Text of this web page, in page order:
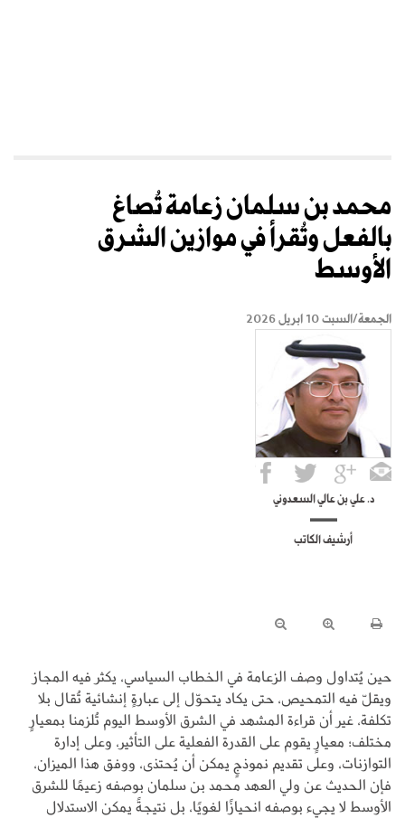
محمد بن سلمان زعامة تُصاغ
بالفعل وتُقرأ في موازين الشرق
الأوسط
الجمعة/السبت 10 ابريل 2026
د. علي بن عالي السعدوني
أرشيف الكاتب
حين يُتداول وصف الزعامة في الخطاب السياسي، يكثر فيه المجاز
ويقلّ فيه التمحيص، حتى يكاد يتحوّل إلى عبارةٍ إنشائية تُقال بلا
تكلفة، غير أن قراءة المشهد في الشرق الأوسط اليوم تُلزمنا بمعيارٍ
مختلف؛ معيارٍ يقوم على القدرة الفعلية على التأثير، وعلى إدارة
التوازنات، وعلى تقديم نموذجٍ يمكن أن يُحتذى، ووفق هذا الميزان،
فإن الحديث عن ولي العهد محمد بن سلمان بوصفه زعيمًا للشرق
الأوسط لا يجيء بوصفه انحيازًا لغويًا، بل نتيجةً يمكن الاستدلال